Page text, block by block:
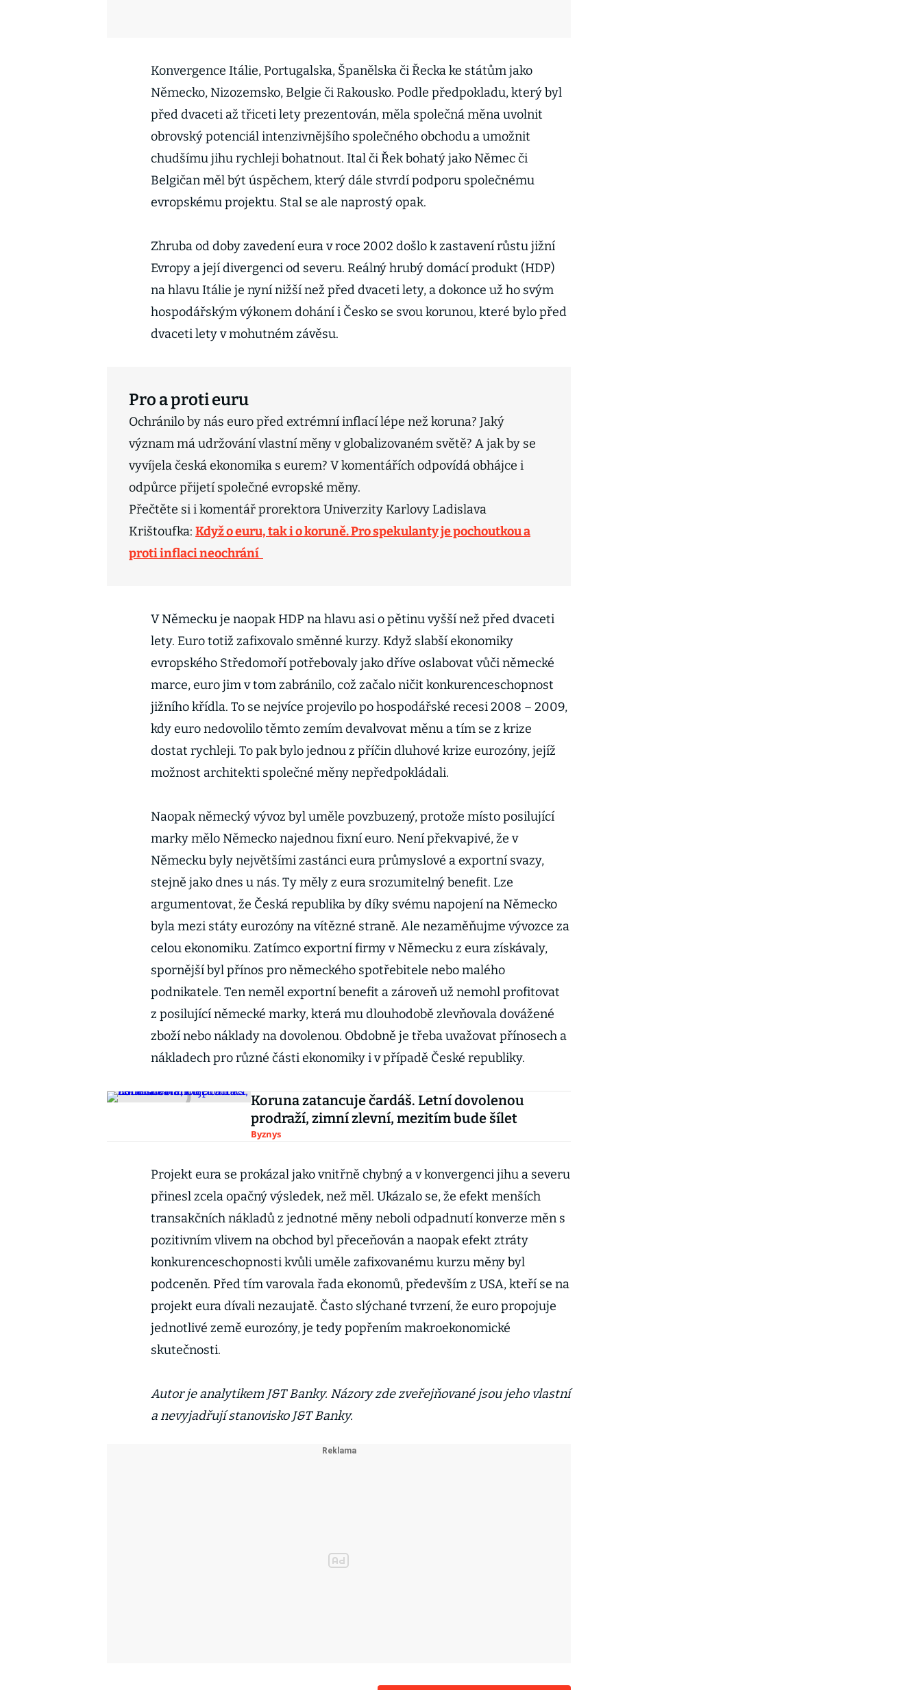
Konvergence Itálie, Portugalska, Španělska či Řecka ke státům jako
Německo, Nizozemsko, Belgie či Rakousko. Podle předpokladu, který byl
před dvaceti až třiceti lety prezentován, měla společná měna uvolnit
obrovský potenciál intenzivnějšího společného obchodu a umožnit
chudšímu jihu rychleji bohatnout. Ital či Řek bohatý jako Němec či
Belgičan měl být úspěchem, který dále stvrdí podporu společnému
evropskému projektu. Stal se ale naprostý opak.
Zhruba od doby zavedení eura v roce 2002 došlo k zastavení růstu jižní
Evropy a její divergenci od severu. Reálný hrubý domácí produkt (HDP)
na hlavu Itálie je nyní nižší než před dvaceti lety, a dokonce už ho svým
hospodářským výkonem dohání i Česko se svou korunou, které bylo před
dvaceti lety v mohutném závěsu.
Pro a proti euru
Ochránilo by nás euro před extrémní inflací lépe než koruna? Jaký
význam má udržování vlastní měny v globalizovaném světě? A jak by se
vyvíjela česká ekonomika s eurem? V komentářích odpovídá obhájce i
odpůrce přijetí společné evropské měny.
Přečtěte si i komentář prorektora Univerzity Karlovy Ladislava
Krištoufka: Když o euru, tak i o koruně. Pro spekulanty je pochoutkou a
proti inflaci neochrání
V Německu je naopak HDP na hlavu asi o pětinu vyšší než před dvaceti
lety. Euro totiž zafixovalo směnné kurzy. Když slabší ekonomiky
evropského Středomoří potřebovaly jako dříve oslabovat vůči německé
marce, euro jim v tom zabránilo, což začalo ničit konkurenceschopnost
jižního křídla. To se nejvíce projevilo po hospodářské recesi 2008 – 2009,
kdy euro nedovolilo těmto zemím devalvovat měnu a tím se z krize
dostat rychleji. To pak bylo jednou z příčin dluhové krize eurozóny, jejíž
možnost architekti společné měny nepředpokládali.
Naopak německý vývoz byl uměle povzbuzený, protože místo posilující
marky mělo Německo najednou fixní euro. Není překvapivé, že v
Německu byly největšími zastánci eura průmyslové a exportní svazy,
stejně jako dnes u nás. Ty měly z eura srozumitelný benefit. Lze
argumentovat, že Česká republika by díky svému napojení na Německo
byla mezi státy eurozóny na vítězné straně. Ale nezaměňujme vývozce za
celou ekonomiku. Zatímco exportní firmy v Německu z eura získávaly,
spornější byl přínos pro německého spotřebitele nebo malého
podnikatele. Ten neměl exportní benefit a zároveň už nemohl profitovat
z posilující německé marky, která mu dlouhodobě zlevňovala dovážené
zboží nebo náklady na dovolenou. Obdobně je třeba uvažovat přínosech a
nákladech pro různé části ekonomiky i v případě České republiky.
Koruna zatancuje čardáš. Letní dovolenou
prodraží, zimní zlevní, mezitím bude šílet
Byznys
Projekt eura se prokázal jako vnitřně chybný a v konvergenci jihu a severu
přinesl zcela opačný výsledek, než měl. Ukázalo se, že efekt menších
transakčních nákladů z jednotné měny neboli odpadnutí konverze měn s
pozitivním vlivem na obchod byl přeceňován a naopak efekt ztráty
konkurenceschopnosti kvůli uměle zafixovanému kurzu měny byl
podceněn. Před tím varovala řada ekonomů, především z USA, kteří se na
projekt eura dívali nezaujatě. Často slýchané tvrzení, že euro propojuje
jednotlivé země eurozóny, je tedy popřením makroekonomické
skutečnosti.
Autor je analytikem J&T Banky. Názory zde zveřejňované jsou jeho vlastní
a nevyjadřují stanovisko J&T Banky.